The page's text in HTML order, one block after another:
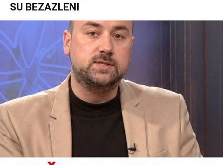
SU BEZAZLENI